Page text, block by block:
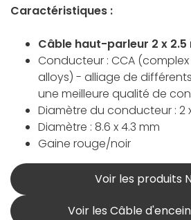
Caractéristiques :
Câble haut-parleur 2 x 2.5
Conducteur : CCA
alloys) - alliage de
une meilleure qualité de
Diamètre du conducteur : 2
Diamètre : 8.6 x 4.3 mm
Gaine rouge/noir
Voir les produits
Voir les Câble